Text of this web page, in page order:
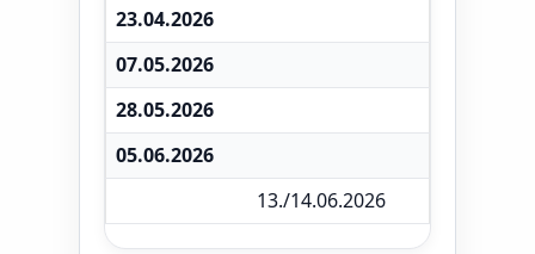
23.04.2026
07.05.2026
28.05.2026
05.06.2026
13./14.06.2026